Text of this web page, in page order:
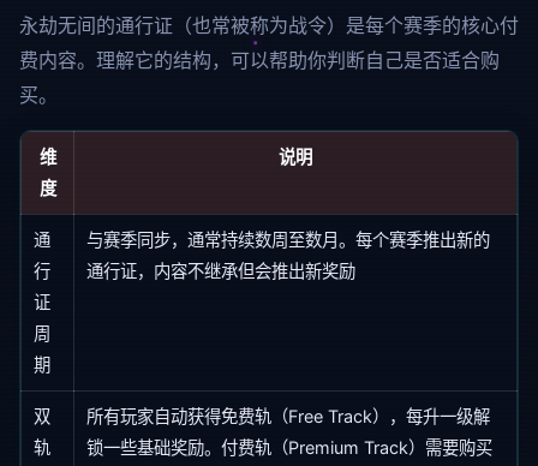
永劫无间的通行证（也常被称为战令）是每个赛季的核心付
费内容。理解它的结构，可以帮助你判断自己是否适合购
买。
维
度
说明
通
行
证
周
期
与赛季同步，通常持续数周至数月。每个赛季推出新的
通行证，内容不继承但会推出新奖励
双
轨
所有玩家自动获得免费轨（Free Track），每升一级解
锁一些基础奖励。付费轨（Premium Track）需要购买